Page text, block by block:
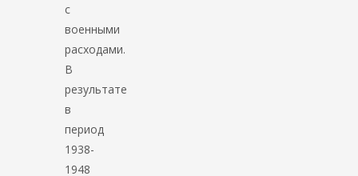
с
военными
расходами.
В
результате
в
период
1938-
1948